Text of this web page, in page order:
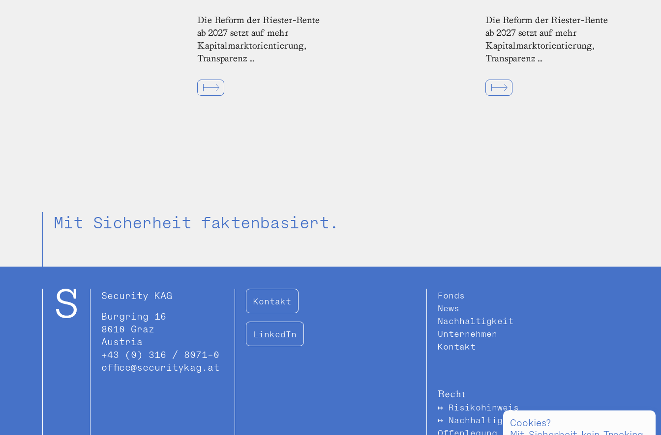
Die Reform der Riester-Rente
ab 2027 setzt auf mehr
Kapitalmarktorientierung,
Transparenz …
Die Reform der Riester-Rente
ab 2027 setzt auf mehr
Kapitalmarktorientierung,
Transparenz …
Mit Sicherheit faktenbasiert.
Security KAG
Burgring 16
8010 Graz
Austria
+43 (0) 316 / 8071-0
office@securitykag.at
Kontakt
LinkedIn
Fonds
News
Nachhaltigkeit
Unternehmen
Kontakt
Recht
Risikohinweis
Nachhaltigkeitsbezogene
Offenlegung
Cookies?